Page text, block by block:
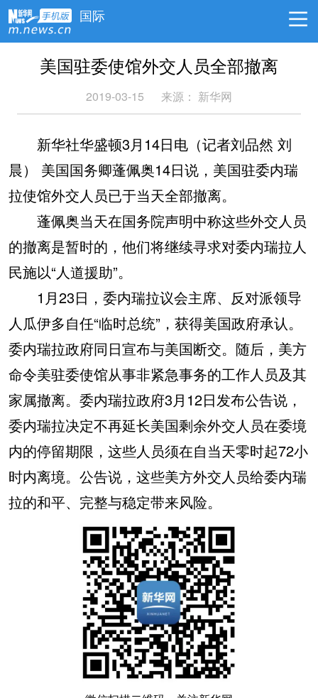
国际
美国驻委使馆外交人员全部撤离
2019-03-15 来源： 新华网
新华社华盛顿3月14日电（记者刘品然 刘
晨） 美国国务卿蓬佩奥14日说，美国驻委内瑞
拉使馆外交人员已于当天全部撤离。
蓬佩奥当天在国务院声明中称这些外交人员
的撤离是暂时的，他们将继续寻求对委内瑞拉人
民施以“人道援助”。
1月23日，委内瑞拉议会主席、反对派领导
人瓜伊多自任“临时总统”，获得美国政府承认。
委内瑞拉政府同日宣布与美国断交。随后，美方
命令美驻委使馆从事非紧急事务的工作人员及其
家属撤离。委内瑞拉政府3月12日发布公告说，
委内瑞拉决定不再延长美国剩余外交人员在委境
内的停留期限，这些人员须在自当天零时起72小
时内离境。公告说，这些美方外交人员给委内瑞
拉的和平、完整与稳定带来风险。